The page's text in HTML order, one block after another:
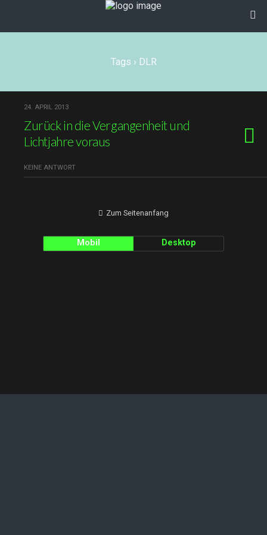
Tags › DLR
24. APRIL 2013
Zurück in die Vergangenheit und
Lichtjahre voraus
KEINE ANTWORT
Zum Seitenanfang
Mobil Desktop